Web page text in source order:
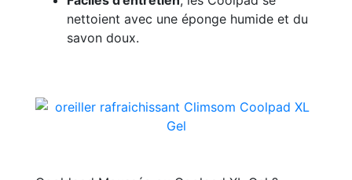
nettoient avec une éponge humide et du
savon doux.